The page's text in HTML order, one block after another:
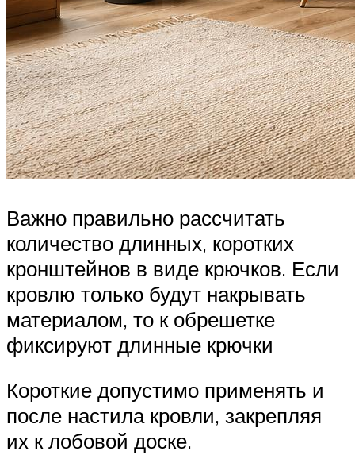
Важно правильно рассчитать
количество длинных, коротких
кронштейнов в виде крючков. Если
кровлю только будут накрывать
материалом, то к обрешетке
фиксируют длинные крючки
Короткие допустимо применять и
после настила кровли, закрепляя
их к лобовой доске.